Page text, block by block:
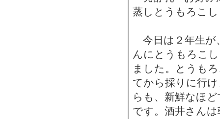
蒸しとうもろこし
今日は２年生が
んにとうもろこ
ました。とうも
てから採りに行
らも、新鮮なほ
です。酒井さん